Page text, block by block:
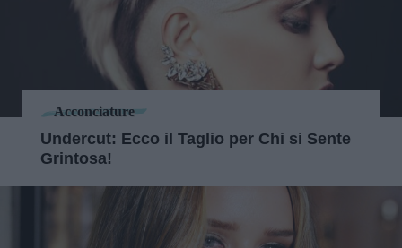
Acconciature
Undercut: Ecco il Taglio per Chi si Sente
Grintosa!